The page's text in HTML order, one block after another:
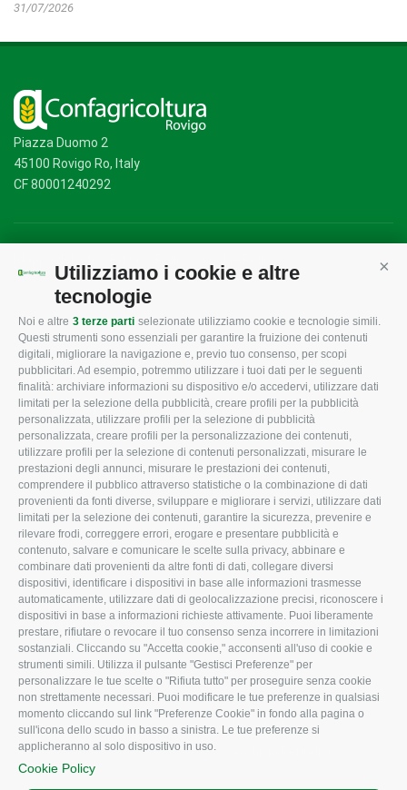
Utilizziamo i cookie e altre
tecnologie
Noi e altre 3 terze parti selezionate utilizziamo cookie e tecnologie simili.
Questi strumenti sono essenziali per garantire la fruizione dei contenuti
digitali, migliorare la navigazione e, previo tuo consenso, per scopi
pubblicitari. Ad esempio, potremmo utilizzare i tuoi dati per le seguenti
finalità: archiviare informazioni su dispositivo e/o accedervi, utilizzare dati
limitati per la selezione della pubblicità, creare profili per la pubblicità
personalizzata, utilizzare profili per la selezione di pubblicità
personalizzata, creare profili per la personalizzazione dei contenuti,
utilizzare profili per la selezione di contenuti personalizzati, misurare le
prestazioni degli annunci, misurare le prestazioni dei contenuti,
comprendere il pubblico attraverso statistiche o la combinazione di dati
provenienti da fonti diverse, sviluppare e migliorare i servizi, utilizzare dati
limitati per la selezione dei contenuti, garantire la sicurezza, prevenire e
rilevare frodi, correggere errori, erogare e presentare pubblicità e
contenuto, salvare e comunicare le scelte sulla privacy, abbinare e
combinare dati provenienti da altre fonti di dati, collegare diversi
dispositivi, identificare i dispositivi in base alle informazioni trasmesse
automaticamente, utilizzare dati di geolocalizzazione precisi, riconoscere i
dispositivi in base a informazioni richieste attivamente. Puoi liberamente
prestare, rifiutare o revocare il tuo consenso senza incorrere in limitazioni
sostanziali. Cliccando su "Accetta cookie," acconsenti all'uso di cookie e
strumenti simili. Utilizza il pulsante "Gestisci Preferenze" per
personalizzare le tue scelte o "Rifiuta tutto" per proseguire senza cookie
non strettamente necessari. Puoi modificare le tue preferenze in qualsiasi
momento cliccando sul link "Preferenze Cookie" in fondo alla pagina o
sull'icona dello scudo in basso a sinistra. Le tue preferenze si
applicheranno al solo dispositivo in uso.
Cookie Policy
31/07/2026
Piazza Duomo 2
45100 Rovigo Ro, Italy
CF 80001240292
CONFAGRICOLTURA
ROVIGO
L'Associazione
Missione e Progetto
Organigramma aziendale
I Nostri Servizi
Uffici della Sede
provinciale
Le Sedi di Zona
Agricoltori S.r.l.
Whistleblowing
Confagricoltura Rovigo e
Agricoltori srl
CONFAGRICOLTURA
INFORMA
Tecnico
Fiscale
Lavoro
Ambiente
Associazione
CONFAGRICOLTURA
ATTIVA
Notizie in evidenza
Eventi
Comunicati Stampa
Video
Iscrizione Newsletter
Newsletter